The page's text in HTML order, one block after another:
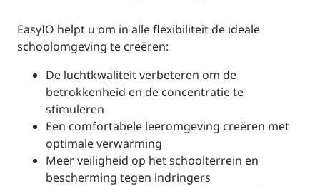
EasyIO helpt u om in alle flexibiliteit de ideale
schoolomgeving te creëren:
De luchtkwaliteit verbeteren om de
betrokkenheid en de concentratie te
stimuleren
Een comfortabele leeromgeving creëren met
optimale verwarming
Meer veiligheid op het schoolterrein en
bescherming tegen indringers